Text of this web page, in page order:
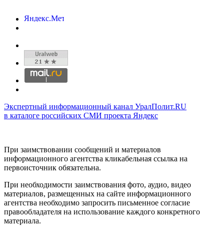
Экспертный информационный канал УралПолит.RU
в каталоге российских СМИ проекта Яндекс
При заимствовании сообщений и материалов
информационного агентства кликабельная ссылка на
первоисточник обязательна.
При необходимости заимствования фото, аудио, видео
материалов, размещенных на сайте информационного
агентства необходимо запросить письменное согласие
правообладателя на использование каждого конкретного
материала.